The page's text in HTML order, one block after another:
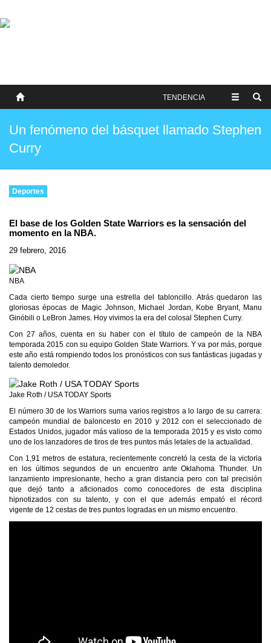
SOBRE NOSOTROS
TENDENCIA
Un fenómeno del básquet llamado Stephen
Curry
Deportes
El base de los Golden State Warriors es la sensación del
momento en la NBA.
29 febrero, 2016
NBA
Cada cierto tiempo surge una estrella del tabloncillo. Atrás quedaron las
gloriosas épocas de Magic Johnson, Michael Jordan, Kobe Bryant, Manu
Ginóbili o LeBron James. Hoy vivimos la era del colosal Stephen Curry.
Con 27 años, cuenta en su haber con el título de campeón de la NBA
temporada 2015 con su equipo Golden State Warriors. Y va por más, porque
este año está rompiendo todos los pronósticos con sus fantásticas jugadas y
talento demoledor.
Jake Roth / USA TODAY Sports
El número 30 de los Warriors suma varios registros a lo largo de su carrera:
campeón mundial de baloncesto en 2010 y 2012 con el seleccionado de
Estados Unidos, jugador más valioso de la temporada 2015 y es visto como
uno de los lanzadores de tiros de tres puntos más letales de la actualidad.
Con 1,91 metros de estatura, recientemente concretó la cesta de la victoria
en los últimos segundos de un encuentro ante Oklahoma Thunder. Un
lanzamiento impresionante, hecho a gran distancia pero con tal precisión
que dejó tanto a aficionados como conocedores de esta disciplina
hipnotizados con su talento, y con el que además empató el récord
vigente de 12 cestas de tres puntos logradas en un mismo encuentro.